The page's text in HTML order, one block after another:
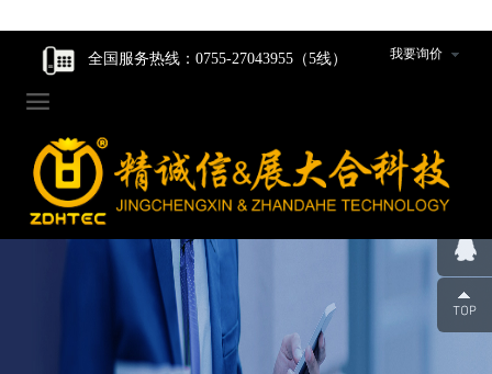
我要询价
全国服务热线：0755-27043955（5线）

走进我们
企业家风
公司简介
组织架构
走进我们
企业家风
公司简介
组织架构
智能核心产品
动力产品卷绕组件
数码产品卷绕组件
圆柱产品卷绕组件
裁切组件/裁切刀
冲切组件/冲切刀
圆柱封口组装线模具
智能核心产品
动力产品卷绕组件
数码产品卷绕组件
圆柱产品卷绕组件
裁切组件/裁切刀
冲切组件/冲切刀
圆柱封口组装线模具
制造中心
工程设计研发
生产设备
组件装配车间
新闻资讯
公司新闻
行业动态